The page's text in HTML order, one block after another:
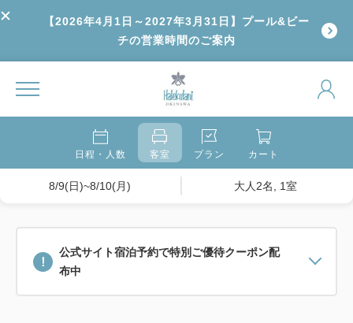
【2026年4月1日～2027年3月31日】プール&ビー
チの営業時間のご案内
日程・人数 客室 プラン カート
8/9(日)~8/10(月) 大人2名, 1室
公式サイト宿泊予約で特別ご優待クーポン配
布中